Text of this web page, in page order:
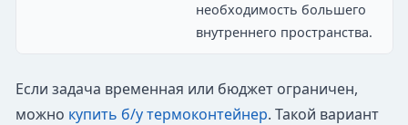
необходимость большего
внутреннего пространства.
Если задача временная или бюджет ограничен,
можно купить б/у термоконтейнер. Такой вариант